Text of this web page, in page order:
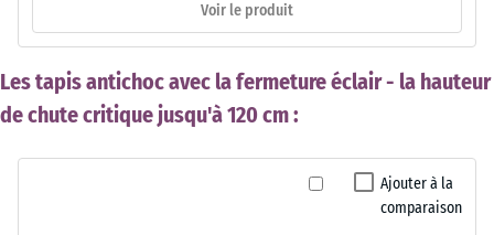
Voir le produit
Les tapis antichoc avec la fermeture éclair - la hauteur
de chute critique jusqu'à 120 cm :
Ajouter à la
comparaison